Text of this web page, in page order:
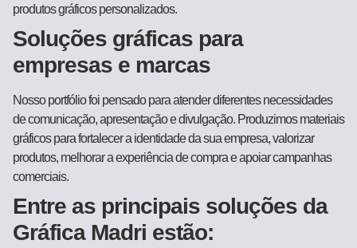
produtos gráficos personalizados.
Soluções gráficas para
empresas e marcas
Nosso portfólio foi pensado para atender diferentes necessidades
de comunicação, apresentação e divulgação. Produzimos materiais
gráficos para fortalecer a identidade da sua empresa, valorizar
produtos, melhorar a experiência de compra e apoiar campanhas
comerciais.
Entre as principais soluções da
Gráfica Madri estão: